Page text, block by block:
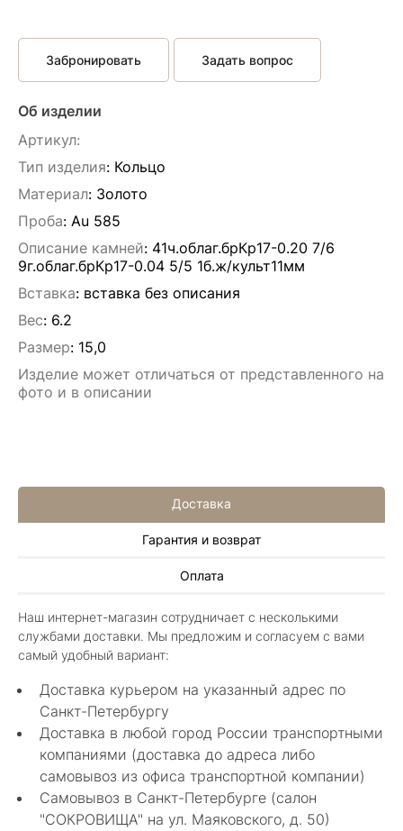
Забронировать Задать вопрос
Об изделии
Артикул:
Тип изделия: Кольцо
Материал: Золото
Проба: Au 585
Описание камней: 41ч.облаг.брКр17-0.20 7/6
9г.облаг.брКр17-0.04 5/5 1б.ж/культ11мм
Вставка: вставка без описания
Вес: 6.2
Размер: 15,0
Изделие может отличаться от представленного на
фото и в описании
Доставка
Гарантия и возврат
Оплата
Наш интернет-магазин сотрудничает с несколькими
службами доставки. Мы предложим и согласуем с вами
самый удобный вариант:
Доставка курьером на указанный адрес по
Санкт-Петербургу
Доставка в любой город России транспортными
компаниями (доставка до адреса либо
самовывоз из офиса транспортной компании)
Самовывоз в Санкт-Петербурге (салон
"СОКРОВИЩА" на ул. Маяковского, д. 50)
Алла Майорова
Классные изделия, оригинальные не похожие
в других магазинах. Сотрудники очень
грамотные специалисты в своем деле помогли
с выбором.
Показать полностью
Нелли Г.
4 мая 2025
Каждый раз бывая на Большой Конюшенной
12 в Санкт-Петербурге посещаю этот